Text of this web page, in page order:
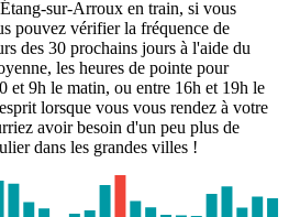
sur-Arroux en train, si vous
pouvez vérifier la fréquence de
des 30 prochains jours à l'aide du
les heures de pointe pour
et 9h le matin, ou entre 16h et 19h le
lorsque vous vous rendez à votre
avoir besoin d'un peu plus de
dans les grandes villes !